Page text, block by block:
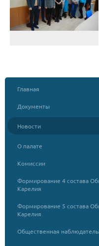
Главная
Документы
Новости
О палате
Комиссии
Формирование 4 состава
Карелия
Формирование 5 состава
Карелия
Общественная